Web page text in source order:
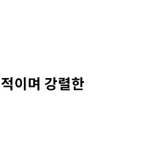
이며 강렬한